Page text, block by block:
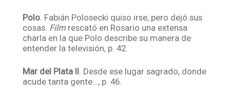
Polo . Fabián Polosecki quiso irse, pero dejó sus
cosas. Film rescató en Rosario una extensa
charla en la que Polo describe su manera de
entender la televisión, p. 42.
Mar del Plata II . Desde ese lugar sagrado, donde
acude tanta gente…, p. 46.